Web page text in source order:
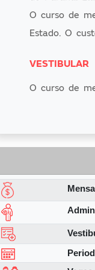
O curso de
Estado. O
VESTIBULAR
O curso de
custa R$
primeiro,
química e
A
melhorar o
interação